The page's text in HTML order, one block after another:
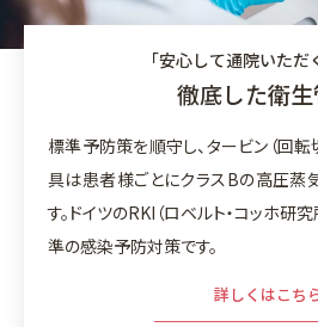
「安心して通院いただ
徹底した衛
標準予防策を順守し、タービン（回
具は患者様ごとにクラスBの高圧蒸
す。ドイツのRKI（ロベルト・コッホ研
準の感染予防対策です。
詳しくはこち